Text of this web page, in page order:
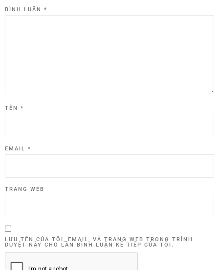
BÌNH LUẬN *
TÊN *
EMAIL *
TRANG WEB
LƯU TÊN CỦA TÔI, EMAIL, VÀ TRANG WEB TRONG TRÌNH
DUYỆT NÀY CHO LẦN BÌNH LUẬN KẾ TIẾP CỦA TÔI.